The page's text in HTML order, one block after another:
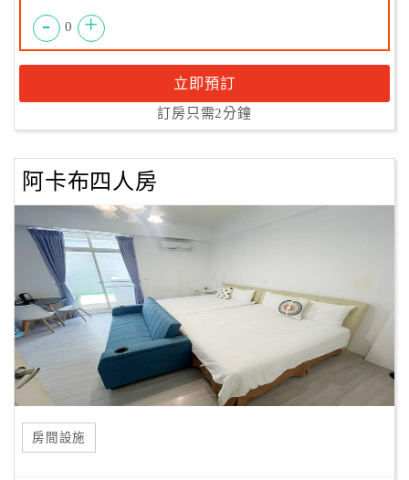
- 0 +
立即預訂
訂房只需2分鐘
阿卡布四人房
房間設施